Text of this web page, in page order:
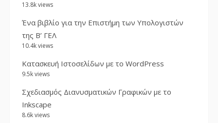
13.8k views
Ένα βιβλίο για την Επιστήμη των Υπολογιστών
της Β’ ΓΕΛ
10.4k views
Κατασκευή Ιστοσελίδων με το WordPress
9.5k views
Σχεδιασμός Διανυσματικών Γραφικών με το
Inkscape
8.6k views